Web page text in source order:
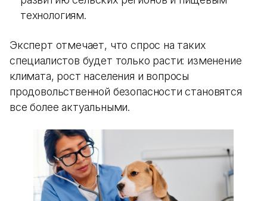
технологиям.
Эксперт отмечает, что спрос на таких
специалистов будет только расти: изменение
климата, рост населения и вопросы
продовольственной безопасности становятся
все более актуальными.